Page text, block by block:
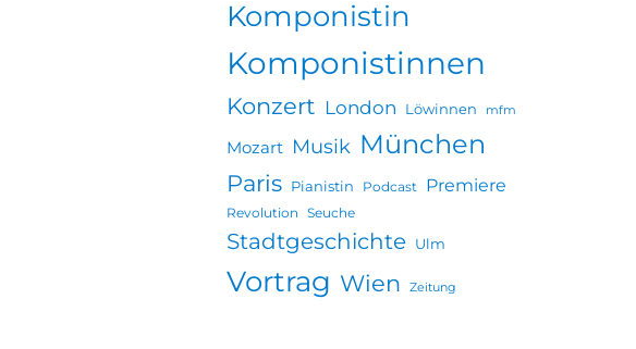
Komponistin
Komponistinnen
Konzert London Löwinnen mfm
Mozart Musik München
Paris Pianistin Podcast Premiere
Revolution Seuche
Stadtgeschichte Ulm
Vortrag Wien Zeitung